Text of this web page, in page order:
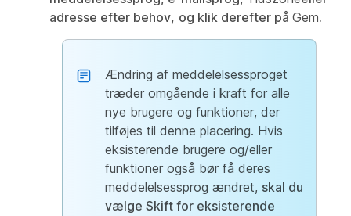
adresse efter behov, og klik derefter på Gem.
Ændring af meddelelsessproget
træder omgående i kraft for alle
nye brugere og funktioner, der
tilføjes til denne placering. Hvis
eksisterende brugere og/eller
funktioner også bør få deres
meddelelsessprog ændret, skal du
vælge Skift for eksisterende